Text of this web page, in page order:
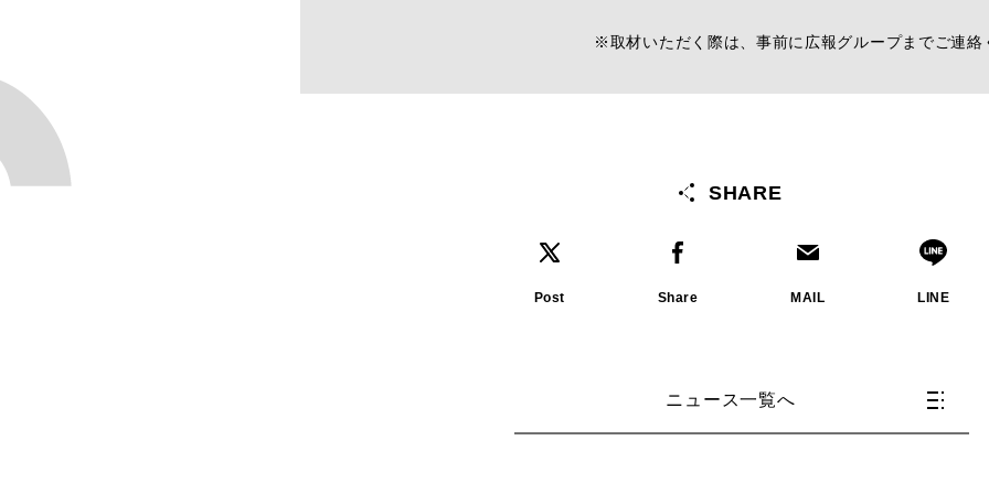
※取材いただく際は、事前に広報グループまでご連絡
SHARE
Post Share MAIL LINE
ニュース一覧へ